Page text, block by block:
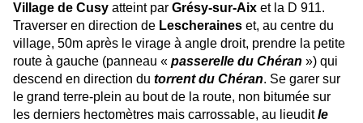
Village de Cusy atteint par Grésy-sur-Aix et la D 911.
Traverser en direction de Lescheraines et, au centre du
village, 50m après le virage à angle droit, prendre la petite
route à gauche (panneau « passerelle du Chéran ») qui
descend en direction du torrent du Chéran. Se garer sur
le grand terre-plein au bout de la route, non bitumée sur
les derniers hectomètres mais carrossable, au lieuditle